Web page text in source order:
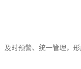
时预警、统一管理，